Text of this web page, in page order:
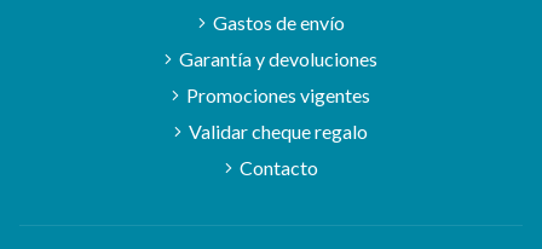
Gastos de envío
Garantía y devoluciones
Promociones vigentes
Validar cheque regalo
Contacto